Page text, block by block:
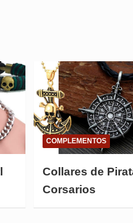
COMPLEMENTOS
Collares de
Corsarios